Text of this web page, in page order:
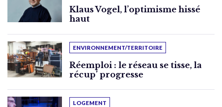
Klaus Vogel, l’optimisme hissé
haut
ENVIRONNEMENT/TERRITOIRE
Réemploi : le réseau se tisse, la
récup’ progresse
LOGEMENT